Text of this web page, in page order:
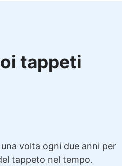
tappeti
volta ogni due anni per
tappeto nel tempo.